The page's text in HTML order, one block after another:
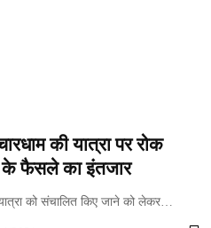
की यात्रा पर रोक
के फैसले का इंतजार
यात्रा को संचालित किए जाने को लेकर…